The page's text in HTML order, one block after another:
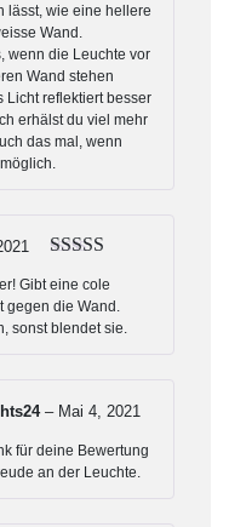
lässt, wie eine hellere
Wand.
wenn die Leuchte vor
Wand stehen
Licht reflektiert besser
erhälst du viel mehr
das mal, wenn
5von 5
Gibt eine cole
gegen die Wand.
sonst blendet sie.
– Mai 4, 2021
für deine Bewertung
an der Leuchte.